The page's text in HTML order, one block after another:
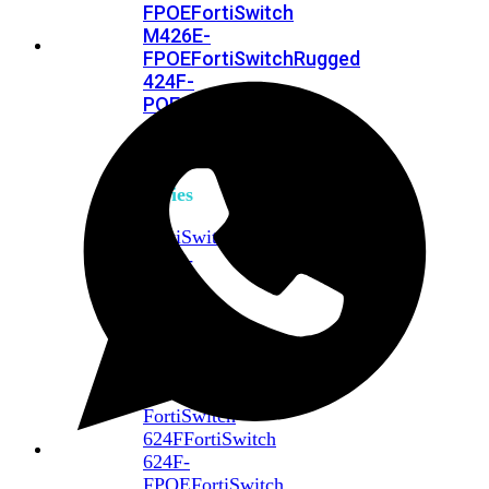
FPOEFortiSwitch
M426E-
FPOEFortiSwitchRugged
424F-
POE
Series
FortiSwitch
548D-
FortiSwitch
624FFortiSwitch
624F-
FPOEFortiSwitch